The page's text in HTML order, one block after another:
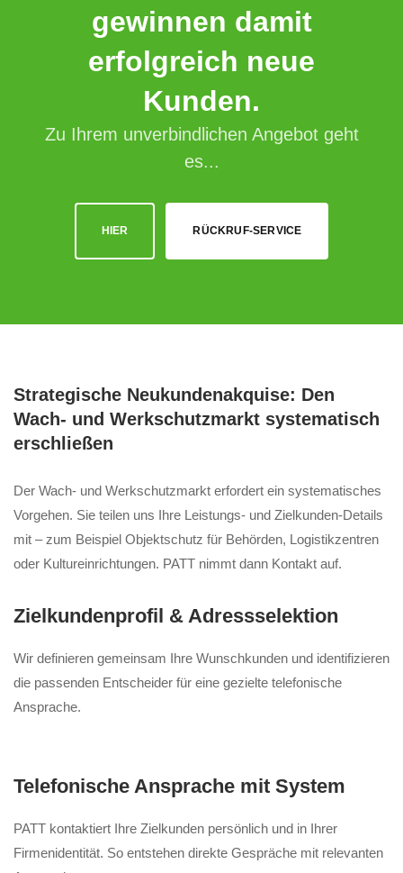
gewinnen damit
erfolgreich neue
Kunden.
Zu Ihrem unverbindlichen Angebot geht
es...
HIER RÜCKRUF-SERVICE
Strategische Neukundenakquise: Den
Wach- und Werkschutzmarkt systematisch
erschließen
Der Wach- und Werkschutzmarkt erfordert ein systematisches
Vorgehen. Sie teilen uns Ihre Leistungs- und Zielkunden-Details
mit – zum Beispiel Objektschutz für Behörden, Logistikzentren
oder Kultureinrichtungen. PATT nimmt dann Kontakt auf.
Zielkundenprofil & Adressselektion
Wir definieren gemeinsam Ihre Wunschkunden und identifizieren
die passenden Entscheider für eine gezielte telefonische
Ansprache.
Telefonische Ansprache mit System
PATT kontaktiert Ihre Zielkunden persönlich und in Ihrer
Firmenidentität. So entstehen direkte Gespräche mit relevanten